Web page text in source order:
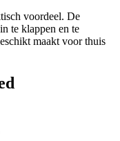
voordeel. De
te klappen en te
maakt voor thuis